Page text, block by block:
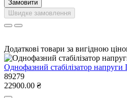
Замовити
Швидке замовлення
Додаткові товари за вигідною
Однофазний стабілізатор
89279
22900.00 ₴